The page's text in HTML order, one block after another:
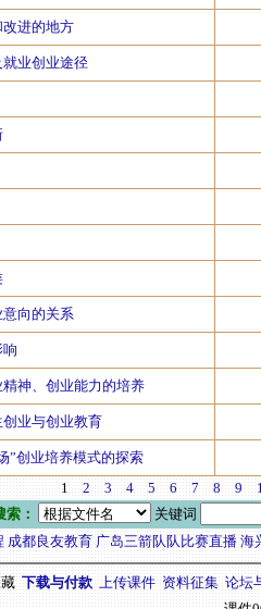
进的地方
业创业途径
向的关系
神、创业能力的培养
业与创业教育
”创业培养模式的探索
12 3 4 5 6 7 8 9
索：
关键词
成都良友教育 广岛三箭队队比赛直播 海
下载与付款 上传课件 资料征集 论坛